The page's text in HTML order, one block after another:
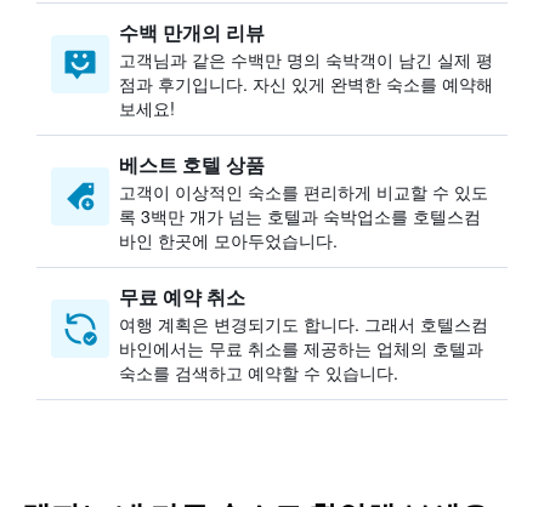
수백 만개의 리뷰
고객님과 같은 수백만 명의 숙박객이 남긴 실제 평
점과 후기입니다. 자신 있게 완벽한 숙소를 예약해
보세요!
베스트 호텔 상품
고객이 이상적인 숙소를 편리하게 비교할 수 있도
록 3백만 개가 넘는 호텔과 숙박업소를 호텔스컴
바인 한곳에 모아두었습니다.
무료 예약 취소
여행 계획은 변경되기도 합니다. ​그래서 호텔스컴
바인에서는 무료 취소를 제공하는 업체의 호텔과
숙소를 검색하고 예약할 수 있습니다.